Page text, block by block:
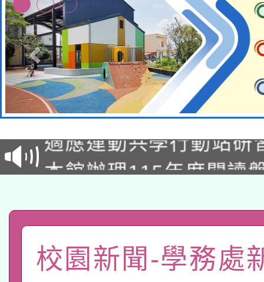
本校115學年度第2次
招甄選結果公告(無人
招)
本館辦理115年度閱讀
礎課程
A3數位素養講師名單
「數位內容與教學軟體
校園新聞-學務處